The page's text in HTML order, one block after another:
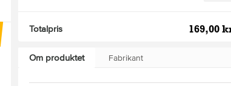
Totalpris 169,00
Om produktet Fabrikant